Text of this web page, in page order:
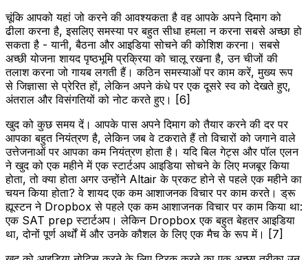
चूंकि आपको यहां जो करने की आवश्यकता है वह आपके अपने दिमाग को
ढीला करना है, इसलिए समस्या पर बहुत सीधा हमला न करना सबसे अच्छा हो
सकता है - यानी, बैठना और आइडिया सोचने की कोशिश करना। सबसे
अच्छी योजना शायद पृष्ठभूमि प्रक्रिया को चालू रखना है, उन चीजों की
तलाश करना जो गायब लगती हैं। कठिन समस्याओं पर काम करें, मुख्य रूप
से जिज्ञासा से प्रेरित हों, लेकिन अपने कंधे पर एक दूसरे स्व को देखते हुए,
अंतराल और विसंगतियों को नोट करते हुए। [6]
खुद को कुछ समय दें। आपके पास अपने दिमाग को तैयार करने की दर पर
आपका बहुत नियंत्रण है, लेकिन जब वे टकराते हैं तो विचारों को जगाने वाले
उत्तेजनाओं पर आपका कम नियंत्रण होता है। यदि बिल गेट्स और पॉल एलन
ने खुद को एक महीने में एक स्टार्टअप आइडिया सोचने के लिए मजबूर किया
होता, तो क्या होता अगर उन्होंने Altair के प्रकट होने से पहले एक महीने का
चयन किया होता? वे शायद एक कम आशाजनक विचार पर काम करते। ड्रू
ह्यूस्टन ने Dropbox से पहले एक कम आशाजनक विचार पर काम किया था:
एक SAT prep स्टार्टअप। लेकिन Dropbox एक बहुत बेहतर आइडिया
था, दोनों पूर्ण अर्थों में और उनके कौशल के लिए एक मैच के रूप में। [7]